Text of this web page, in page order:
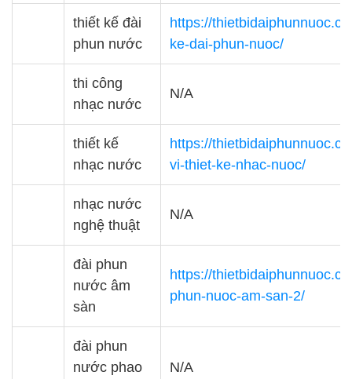
thiết kế đài
phun nước
https://
ke-dai-phun-nuoc/
thi công
nhạc nước
N/A
thiết kế
nhạc nước
https://
vi-thiet-ke-nhac-nuoc/
nhạc nước
nghệ thuật
N/A
đài phun
nước âm
sàn
https://
phun-nuoc-am-san-2/
đài phun
nước phao
N/A